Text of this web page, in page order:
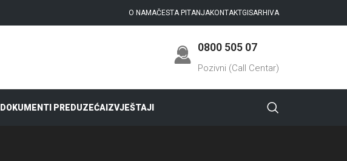
O NAMAČESTA PITANJAKONTAKTGISARHIVA
0800 505 07
Pozivni (Call Centar)
DOKUMENTI PREDUZEĆAIZVJEŠTAJI